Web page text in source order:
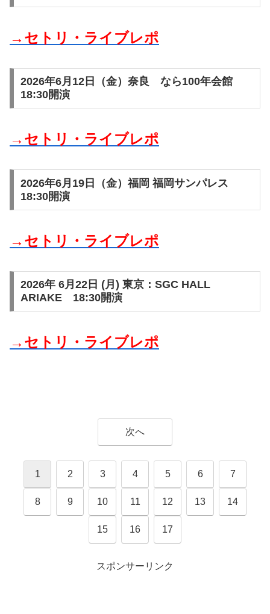
→セトリ・ライブレポ
2026年6月12日（金）奈良 なら100年会館
18:30開演
→セトリ・ライブレポ
2026年6月19日（金）福岡 福岡サンパレス
18:30開演
→セトリ・ライブレポ
2026年 6月22日 (月) 東京：SGC HALL
ARIAKE 18:30開演
→セトリ・ライブレポ
次へ
1 2 3 4 5 6 7
8 9 10 11 12 13 14
15 16 17
スポンサーリンク